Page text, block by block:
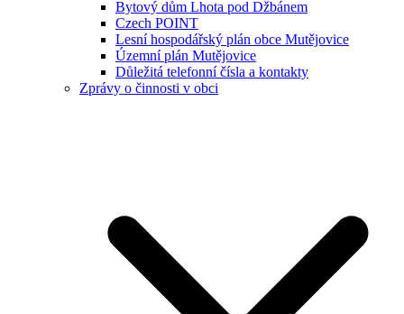
Bytový dům Lhota pod Džbánem
Czech POINT
Lesní hospodářský plán obce Mutějovice
Územní plán Mutějovice
Důležitá telefonní čísla a kontakty
Zprávy o činnosti v obci